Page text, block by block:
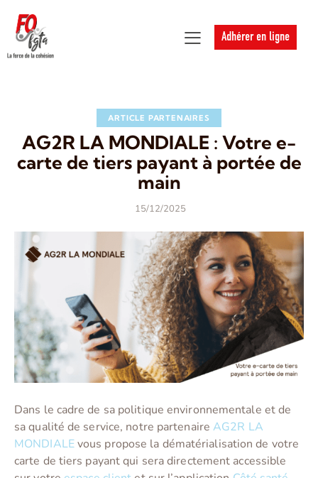
Adhérer en ligne
ARTICLE PARTENAIRES
AG2R LA MONDIALE : Votre e-
carte de tiers payant à portée de
main
15/12/2025
Dans le cadre de sa politique environnementale et de
sa qualité de service, notre partenaireAG2R LA
MONDIALEvous propose la dématérialisation de votre
carte de tiers payant qui sera directement accessible